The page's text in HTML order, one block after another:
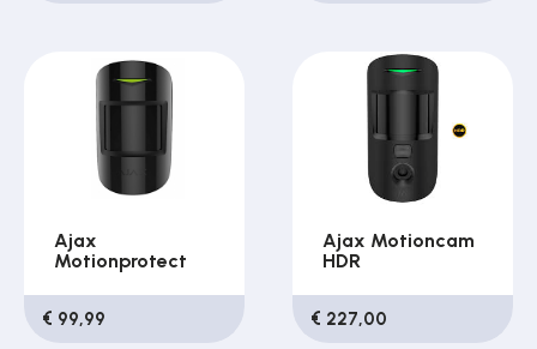
Ajax
Motionprotect
€ 99,99
Ajax Motioncam
HDR
€ 227,00